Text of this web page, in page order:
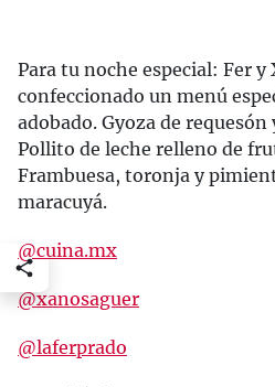
Para tu noche especial: Fer y
confeccionado un menú
adobado. Gyoza de
Pollito de leche relleno de
Frambuesa, toronja y
maracuyá.
@cuina.mx
@xanosaguer
@laferprado